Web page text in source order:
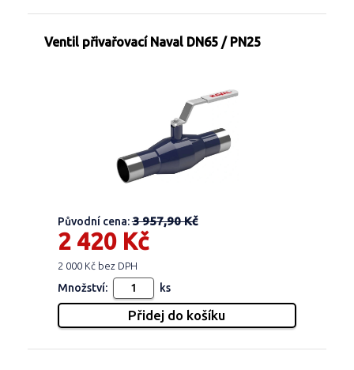
Ventil přivařovací Naval DN65 / PN25
Původní cena:3 957,90 Kč
2 420 Kč
2 000 Kč bez DPH
Množství: ks